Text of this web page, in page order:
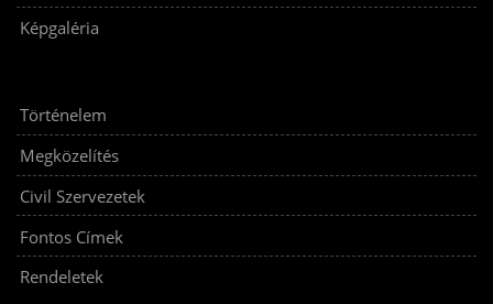
Képgaléria
Történelem
Megközelítés
Civil Szervezetek
Fontos Címek
Rendeletek